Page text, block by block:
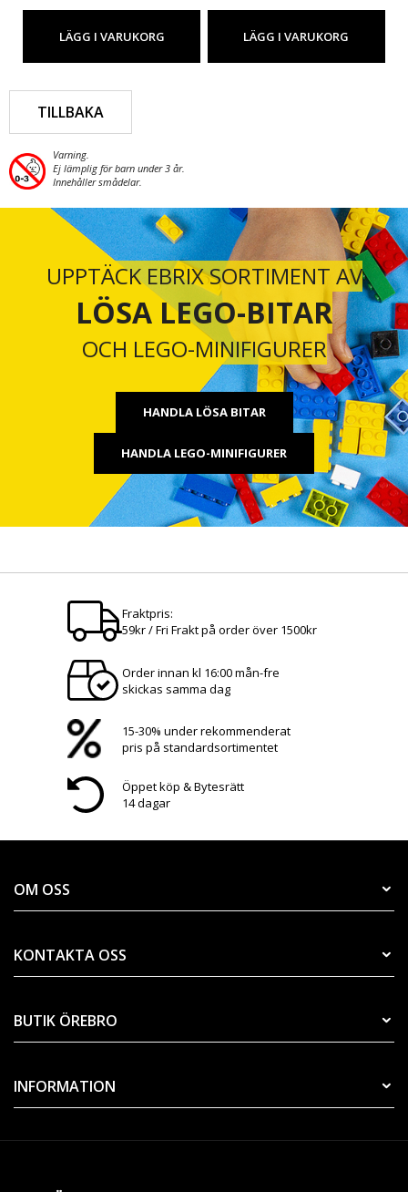
LÄGG I VARUKORG LÄGG I VARUKORG
TILLBAKA
Varning.
Ej lämplig för barn under 3 år.
Innehåller smådelar.
UPPTÄCK EBRIX SORTIMENT AV
LÖSA LEGO-BITAR
OCH LEGO-MINIFIGURER
HANDLA LÖSA BITAR
HANDLA LEGO-MINIFIGURER
Fraktpris:
59kr / Fri Frakt på order över 1500kr
Order innan kl 16:00 mån-fre
skickas samma dag
15-30% under rekommenderat
pris på standardsortimentet
Öppet köp & Bytesrätt
14 dagar
OM OSS
KONTAKTA OSS
BUTIK ÖREBRO
INFORMATION